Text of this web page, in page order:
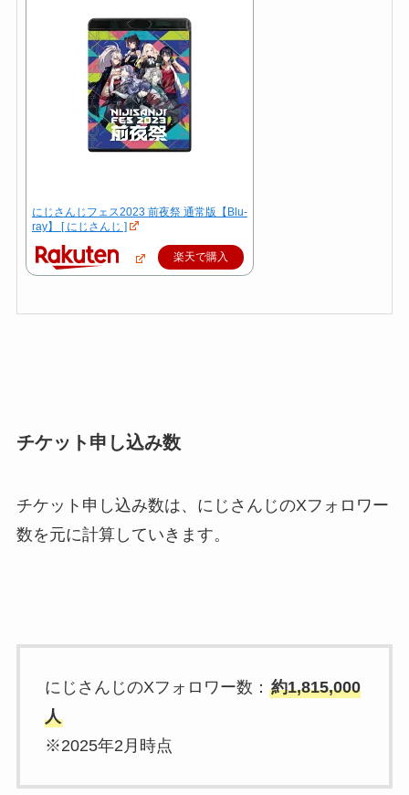
にじさんじフェス2023 前夜祭 通常版【Blu-
ray】 [ にじさんじ ]
楽天で購入
チケット申し込み数
チケット申し込み数は、にじさんじのXフォロワー
数を元に計算していきます。
にじさんじのXフォロワー数： 約1,815,000
人
※2025年2月時点